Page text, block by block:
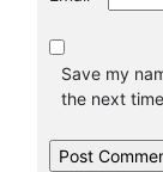
Save my
the next